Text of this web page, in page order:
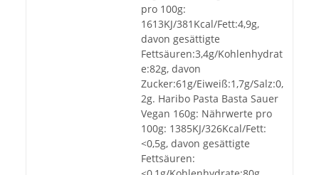
pro 100g:
1613KJ/381Kcal/Fett:4,9g,
davon gesättigte
Fettsäuren:3,4g/Kohlenhydrat
e:82g, davon
Zucker:61g/Eiweiß:1,7g/Salz:0,
2g. Haribo Pasta Basta Sauer
Vegan 160g: Nährwerte pro
100g: 1385KJ/326Kcal/Fett:
<0,5g, davon gesättigte
Fettsäuren: